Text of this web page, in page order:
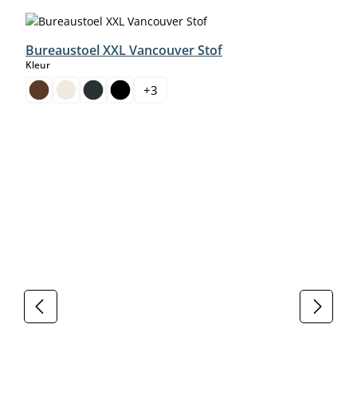
Bureaustoel XXL Vancouver Stof
Kleurselect
+3